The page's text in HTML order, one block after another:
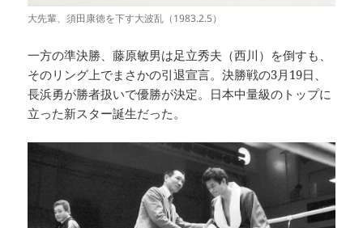
大先輩、須田康徳を下す大波乱（1983.2.5）
一方の準決勝、藤原敏男は足立秀夫（西川）を倒すも、
そのリング上でまさかの引退宣言。決勝戦の3月19日、
長浜勇が勝者扱いで優勝が決定。日本中量級のトップに
立った新スター誕生だった。